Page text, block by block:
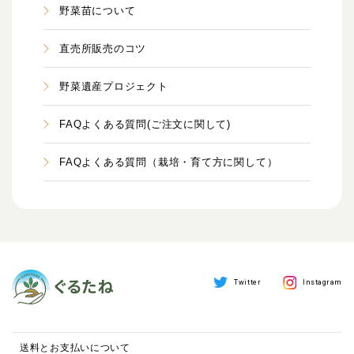
野菜苗について
直売所販売のコツ
野菜遺産プロジェクト
FAQよくある質問(ご注文に関して)
FAQよくある質問（栽培・育て方に関して）
Twitter Instagram
送料とお支払いについて